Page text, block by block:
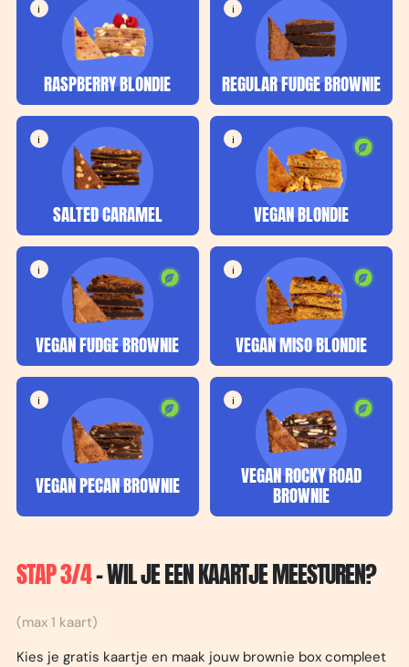
i
RASPBERRY BLONDIE
i
REGULAR FUDGE BROWNIE
i
SALTED CARAMEL
i
VEGAN BLONDIE
i
VEGAN FUDGE BROWNIE
i
VEGAN MISO BLONDIE
i
VEGAN PECAN BROWNIE
i
VEGAN ROCKY ROAD
BROWNIE
STAP 3/4- WIL JE EEN KAARTJE MEESTUREN?
(max 1 kaart)
Kies je gratis kaartje en maak jouw brownie box compleet